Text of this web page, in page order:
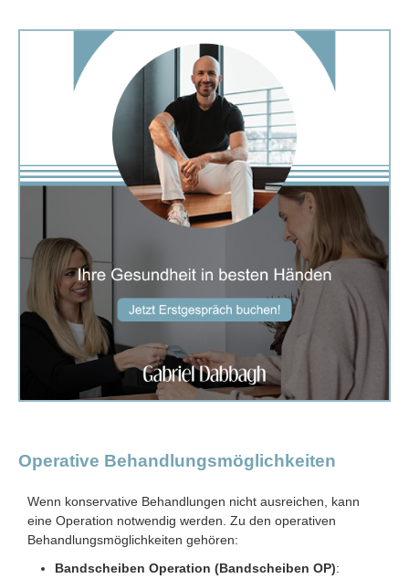
Operative Behandlungsmöglichkeiten
Wenn konservative Behandlungen nicht ausreichen, kann
eine Operation notwendig werden. Zu den operativen
Behandlungsmöglichkeiten gehören:
Bandscheiben Operation (Bandscheiben OP):